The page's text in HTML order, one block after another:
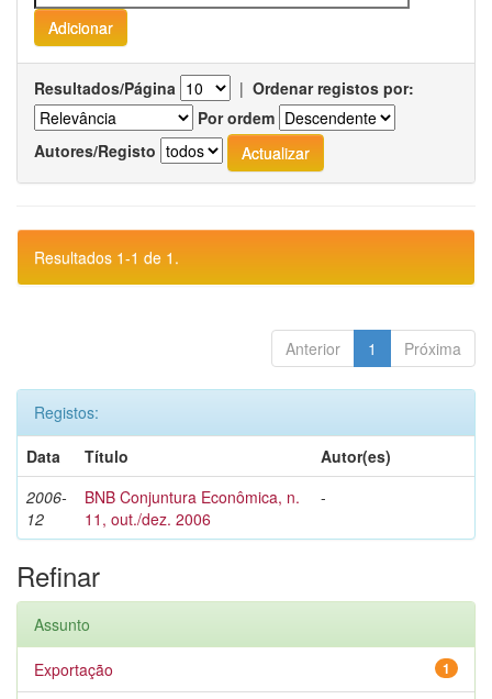
Resultados/Página | Ordenar registos por:
Por ordem
Autores/Registo
Resultados 1-1 de 1.
Anterior 1 Próxima
Registos:
Data
Título
Autor(es)
2006-
12
BNB Conjuntura Econômica, n.
11, out./dez. 2006
-
Refinar
Assunto
1
Exportação